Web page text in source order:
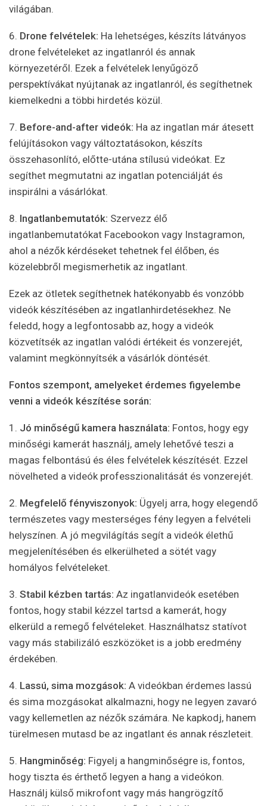
világában.
6. Drone felvételek: Ha lehetséges, készíts látványos
drone felvételeket az ingatlanról és annak
környezetéről. Ezek a felvételek lenyűgöző
perspektívákat nyújtanak az ingatlanról, és segíthetnek
kiemelkedni a többi hirdetés közül.
7. Before-and-after videók: Ha az ingatlan már átesett
felújításokon vagy változtatásokon, készíts
összehasonlító, előtte-utána stílusú videókat. Ez
segíthet megmutatni az ingatlan potenciálját és
inspirálni a vásárlókat.
8. Ingatlanbemutatók: Szervezz élő
ingatlanbemutatókat Facebookon vagy Instagramon,
ahol a nézők kérdéseket tehetnek fel élőben, és
közelebbről megismerhetik az ingatlant.
Ezek az ötletek segíthetnek hatékonyabb és vonzóbb
videók készítésében az ingatlanhirdetésekhez. Ne
feledd, hogy a legfontosabb az, hogy a videók
közvetítsék az ingatlan valódi értékeit és vonzerejét,
valamint megkönnyítsék a vásárlók döntését.
Fontos szempont, amelyeket érdemes figyelembe
venni a videók készítése során:
1. Jó minőségű kamera használata: Fontos, hogy egy
minőségi kamerát használj, amely lehetővé teszi a
magas felbontású és éles felvételek készítését. Ezzel
növelheted a videók professzionalitását és vonzerejét.
2. Megfelelő fényviszonyok: Ügyelj arra, hogy elegendő
természetes vagy mesterséges fény legyen a felvételi
helyszínen. A jó megvilágítás segít a videók élethű
megjelenítésében és elkerülheted a sötét vagy
homályos felvételeket.
3. Stabil kézben tartás: Az ingatlanvideók esetében
fontos, hogy stabil kézzel tartsd a kamerát, hogy
elkerüld a remegő felvételeket. Használhatsz statívot
vagy más stabilizáló eszközöket is a jobb eredmény
érdekében.
4. Lassú, sima mozgások: A videókban érdemes lassú
és sima mozgásokat alkalmazni, hogy ne legyen zavaró
vagy kellemetlen az nézők számára. Ne kapkodj, hanem
türelmesen mutasd be az ingatlant és annak részleteit.
5. Hangminőség: Figyelj a hangminőségre is, fontos,
hogy tiszta és érthető legyen a hang a videókon.
Használj külső mikrofont vagy más hangrögzítő